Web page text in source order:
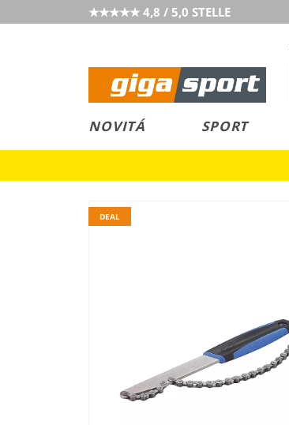
★★★★★ 4,8 / 5,0 STELLE
NOVITÁ SPORT
DEAL